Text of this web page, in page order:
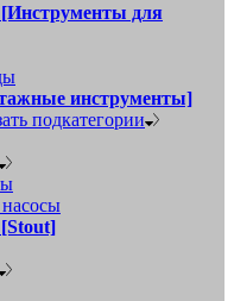
[Инструменты для
инструменты]
подкатегории
[Stout]